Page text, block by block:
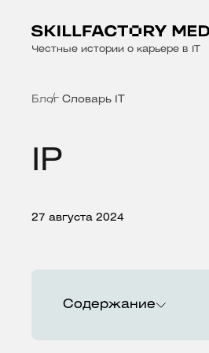
Честные истории о карьере в IT
Блог Словарь IT
IP
27 августа 2024
Содержание